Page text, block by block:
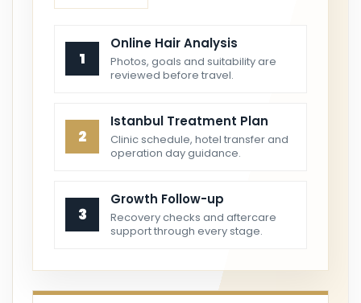
1
Online Hair Analysis
Photos, goals and suitability are
reviewed before travel.
2
Istanbul Treatment Plan
Clinic schedule, hotel transfer and
operation day guidance.
3
Growth Follow-up
Recovery checks and aftercare
support through every stage.